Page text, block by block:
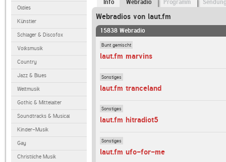
Oldies
Künstler
Schlager & Discofox
Volksmusik
Country
Jazz & Blues
Weltmusik
Gothic & Mittelalter
Soundtracks & Musical
Kinder-Musik
Gay
Christliche Musik
Info Webradio Programm
Webradios von laut.fm
15838 Webradio
Bunt gemischt
laut.fm marvins
Sonstiges
laut.fm tranceland
Sonstiges
laut.fm hitradiot5
Sonstiges
laut.fm ufo-for-me